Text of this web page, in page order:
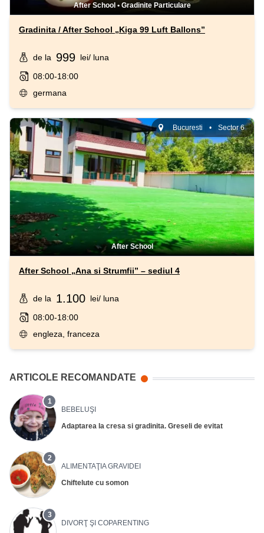
After School• Gradinite Particulare
Gradinita / After School „Kiga 99 Luft Ballons”
de la 999 lei/ luna
08:00-18:00
germana
Bucuresti • Sector 6
After School
After School „Ana si Strumfii” – sediul 4
de la 1.100 lei/ luna
08:00-18:00
engleza, franceza
ARTICOLE RECOMANDATE
1
BEBELUŞI
Adaptarea la cresa si gradinita. Greseli de evitat
2
ALIMENTAŢIA GRAVIDEI
Chiftelute cu somon
3
DIVORŢ ŞI COPARENTING